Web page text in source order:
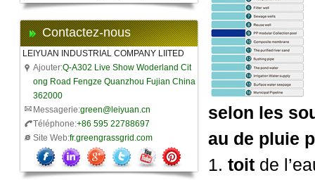
Contactez-nous
LEIYUAN INDUSTRIAL COMPANY LIITED
Ajouter:Q-A302 Live Show Woderland Cit
ong Road Fengze Quanzhou Fujian China
362000
Messagerie:green@leiyuan.cn
Téléphone:+86 595 22788697
Site Web:fr.greengrassgrid.com
selon les
au de pluie
1. toit de